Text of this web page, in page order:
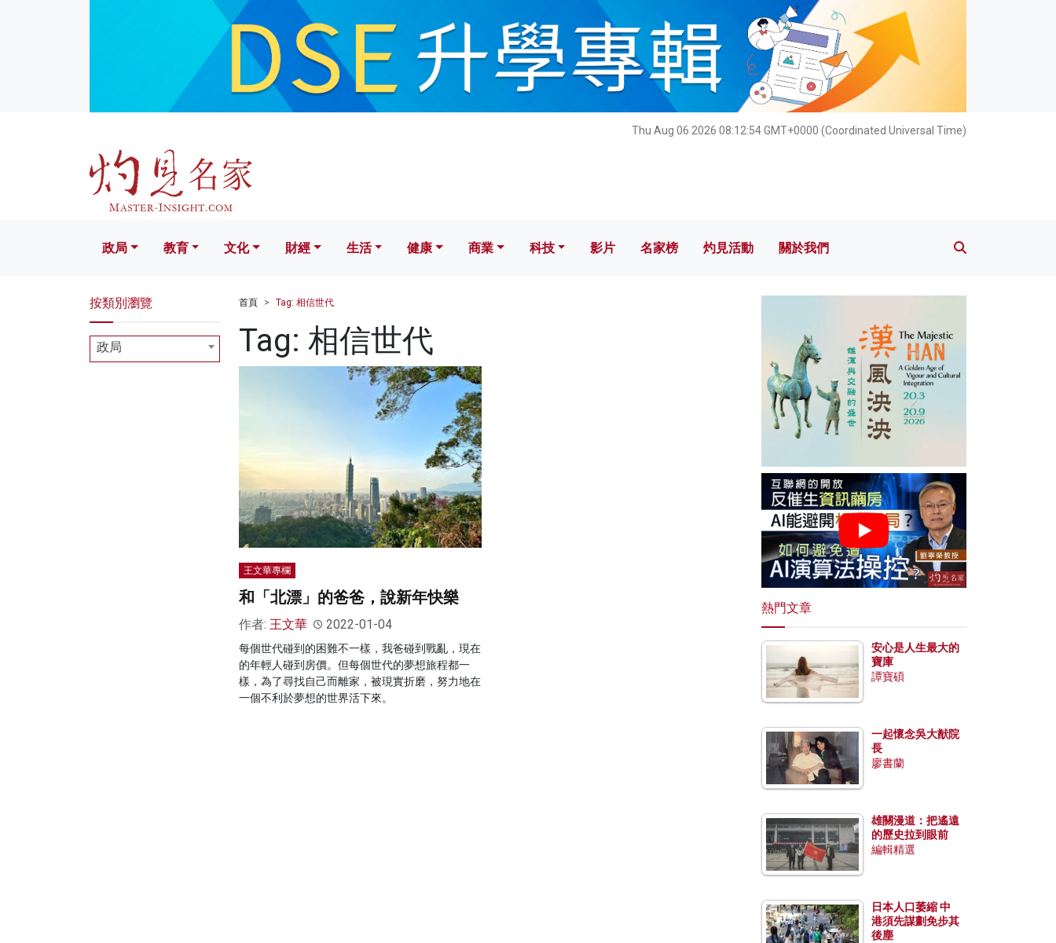
Thu Aug 06 2026 08:12:55 GMT+0000 (Coordinated Universal Time)
文化 財經 生活 健康 科技 影片 名家榜 灼見活動 關於我們
政局 教育 文化 財經 生活 健康 商業 科技 影片 名家榜 灼見活動 關於我們
首頁 Tag: 相信世代
Tag: 相信世代
王文華專欄
和「北漂」的爸爸，說新年快樂
作者: 王文華 2022-01-04
每個世代碰到的困難不一樣，我爸碰到戰亂，現在
的年輕人碰到房價。但每個世代的夢想旅程都一
樣，為了尋找自己而離家，被現實折磨，努力地在
一個不利於夢想的世界活下來。
按類別瀏覽
政局
熱門文章
安心是人生最大的
寶庫
譚寶碩
一起懷念吳大猷院
長
廖書蘭
雄關漫道：把遙遠
的歷史拉到眼前
編輯精選
日本人口萎縮 中
港須先謀劃免步其
後塵